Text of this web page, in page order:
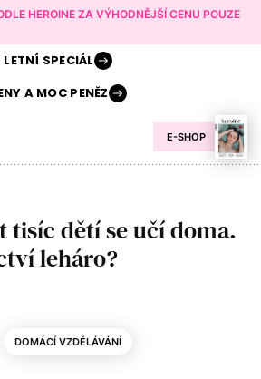
HEROINE ZA VÝHODNĚJŠÍ CENU POUZE
E-SHOP
LETNÍ SPECIÁL
AMOC PENĚZ
tisíc dětí se učí doma.
leháro?
DOMÁCÍ VZDĚLÁVÁNÍ